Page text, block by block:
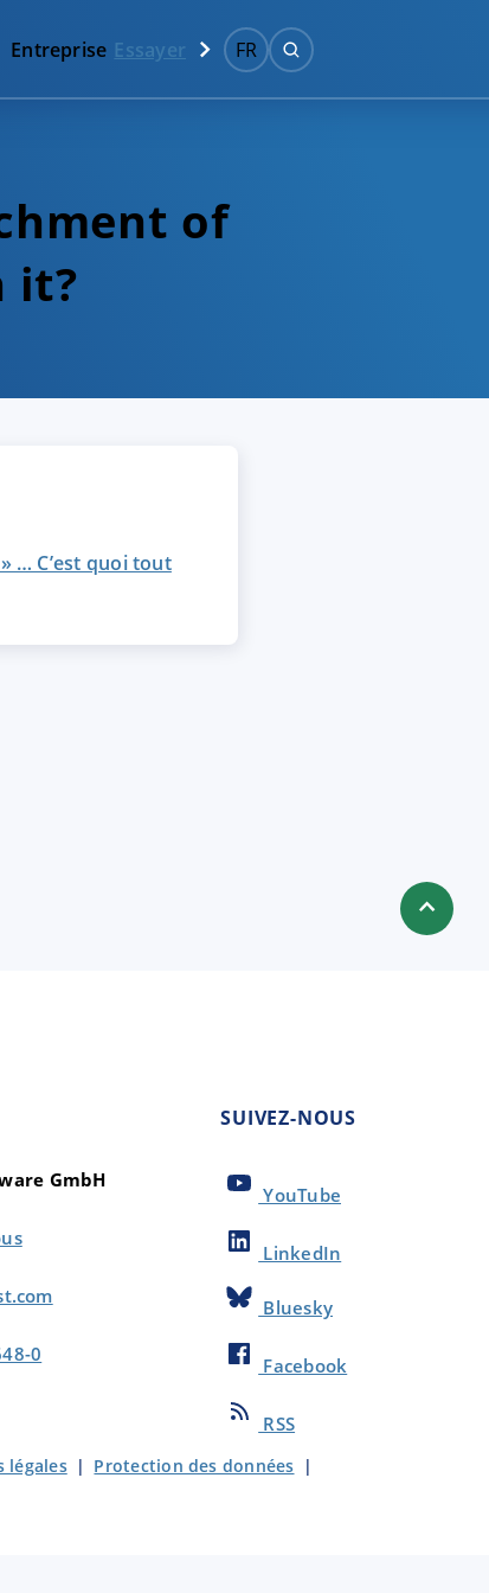
Entreprise Essayer FR
of
it?
… C’est quoi tout
GmbH
0
SUIVEZ-NOUS
YouTube
LinkedIn
Bluesky
Facebook
RSS
légales| Protection des données |